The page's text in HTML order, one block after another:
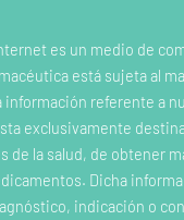
es un medio de
está sujeta al
información referente a
exclusivamente
de la salud, de obtener
Dicha
indicación o